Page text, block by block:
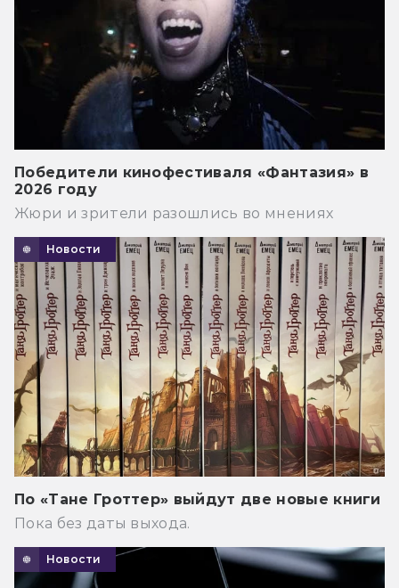
Победители кинофестиваля «Фантазия» в
2026 году
Жюри и зрители разошлись во мнениях
Новости
По «Тане Гроттер» выйдут две новые книги
Пока без даты выхода.
Новости